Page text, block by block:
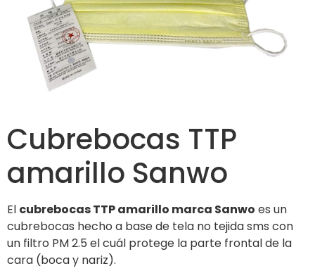
Cubrebocas TTP
amarillo Sanwo
El cubrebocas TTP amarillo marca Sanwo es un
cubrebocas hecho a base de tela no tejida sms con
un filtro PM 2.5 el cuál protege la parte frontal de la
cara (boca y nariz).